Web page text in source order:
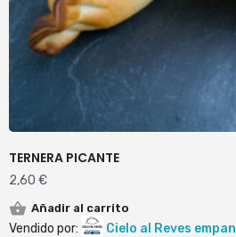
TERNERA PICANTE
2,60 €
Añadir al carrito
Vendido por: Cielo al Reves